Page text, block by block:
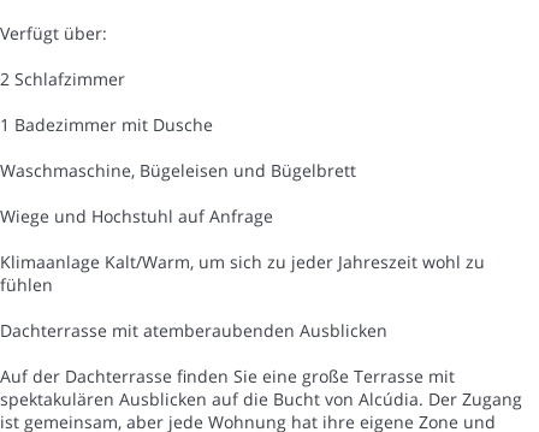
Verfügt über:
2 Schlafzimmer
1 Badezimmer mit Dusche
Waschmaschine, Bügeleisen und Bügelbrett
Wiege und Hochstuhl auf Anfrage
Klimaanlage Kalt/Warm, um sich zu jeder Jahreszeit wohl zu
fühlen
Dachterrasse mit atemberaubenden Ausblicken
Auf der Dachterrasse finden Sie eine große Terrasse mit
spektakulären Ausblicken auf die Bucht von Alcúdia. Der Zugang
ist gemeinsam, aber jede Wohnung hat ihre eigene Zone und